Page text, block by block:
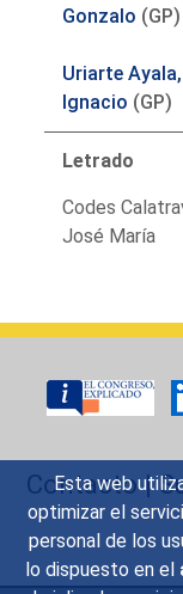
Esta web
optimizar el
personal de los
lo dispuesto en el
Gonzalo (GP)
Uriarte Ayala,
Ignacio (GP)
Letrado
Codes
José María
Contacto|